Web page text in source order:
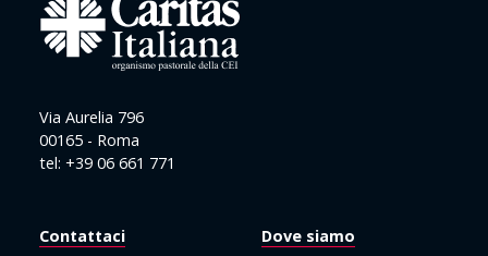
Via Aurelia 796
00165 - Roma
tel: +39 06 661 771
Contattaci Dove siamo